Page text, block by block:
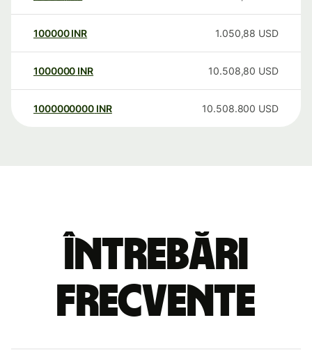
100000 INR 1.050,88 USD
1000000 INR 10.508,80 USD
1000000000 INR 10.508.800 USD
Întrebări
frecvente